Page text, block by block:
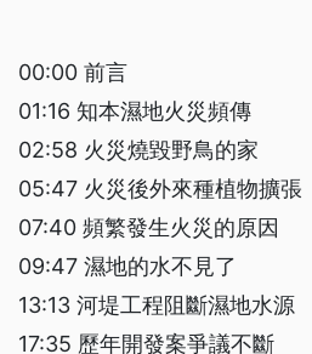
00:00 前言
01:16 知本濕地火災頻傳
02:58 火災燒毀野鳥的家
05:47 火災後外來種植物擴張
07:40 頻繁發生火災的原因
09:47 濕地的水不見了
13:13 河堤工程阻斷濕地水源
17:35 歷年開發案爭議不斷